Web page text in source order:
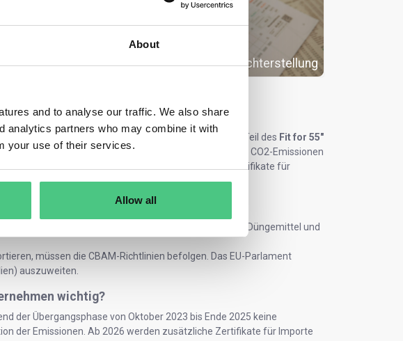
About
and to analyse our traffic. We also share
analytics partners who may combine it with
your use of their services.
Allow all
berechnen
CBAM Berichterstellung
(Carbon Border Adjustment Mechanism, CBAM) ist Teil des Fit for 55"
zu schützen und die Verlagerung von CO2-Emissionen
wie beim EU-Emissionshandelssystem (ETS) Zertifikate für
EU entstehen, um importieren zu dürfen.
wie z.B.: Eisen, Stahl, Zement, Aluminium, Elektrizität, Düngemittel und
müssen die CBAM-Richtlinien befolgen. Das EU-Parlament
auszuweiten.
wichtig?
der Übergangsphase von Oktober 2023 bis Ende 2025 keine
der Emissionen. Ab 2026 werden zusätzliche Zertifikate für Importe